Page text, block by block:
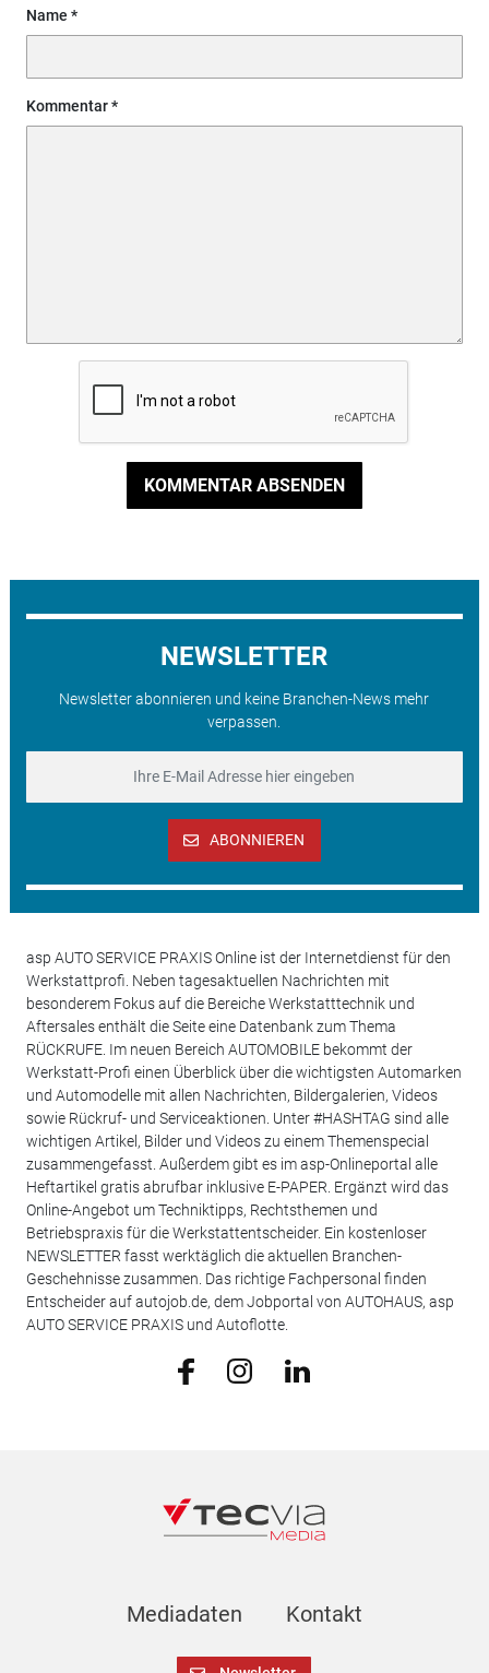
Name
Kommentar
KOMMENTAR ABSENDEN
NEWSLETTER
Newsletter abonnieren und keine Branchen-News mehr
verpassen.
ABONNIEREN
asp AUTO SERVICE PRAXIS Online ist der Internetdienst für den
Werkstattprofi. Neben tagesaktuellen Nachrichten mit
besonderem Fokus auf die Bereiche Werkstatttechnik und
Aftersales enthält die Seite eine Datenbank zum Thema
RÜCKRUFE. Im neuen Bereich AUTOMOBILE bekommt der
Werkstatt-Profi einen Überblick über die wichtigsten Automarken
und Automodelle mit allen Nachrichten, Bildergalerien, Videos
sowie Rückruf- und Serviceaktionen. Unter #HASHTAG sind alle
wichtigen Artikel, Bilder und Videos zu einem Themenspecial
zusammengefasst. Außerdem gibt es im asp-Onlineportal alle
Heftartikel gratis abrufbar inklusive E-PAPER. Ergänzt wird das
Online-Angebot um Techniktipps, Rechtsthemen und
Betriebspraxis für die Werkstattentscheider. Ein kostenloser
NEWSLETTER fasst werktäglich die aktuellen Branchen-
Geschehnisse zusammen. Das richtige Fachpersonal finden
Entscheider auf autojob.de, dem Jobportal von AUTOHAUS, asp
AUTO SERVICE PRAXIS und Autoflotte.
Mediadaten Kontakt